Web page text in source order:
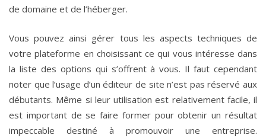
de domaine et de l’héberger.
Vous pouvez ainsi gérer tous les aspects techniques de
votre plateforme en choisissant ce qui vous intéresse dans
la liste des options qui s’offrent à vous. Il faut cependant
noter que l’usage d’un éditeur de site n’est pas réservé aux
débutants. Même si leur utilisation est relativement facile, il
est important de se faire former pour obtenir un résultat
impeccable destiné à promouvoir une entreprise.